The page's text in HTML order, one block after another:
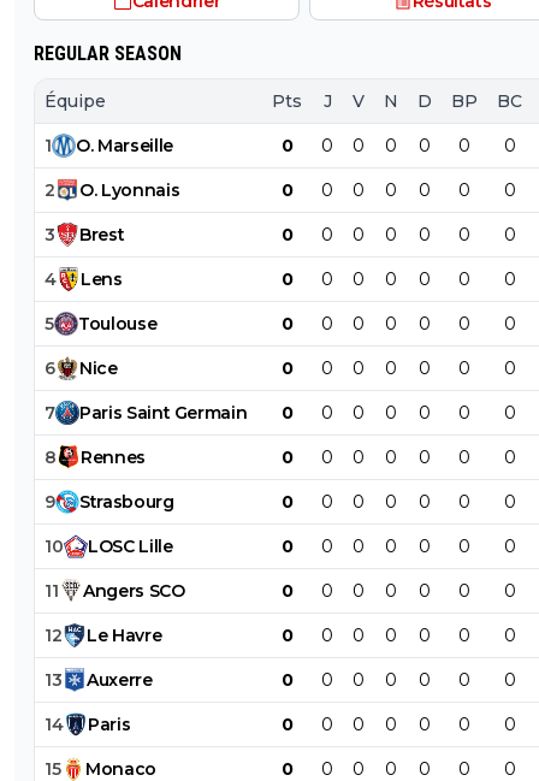
REGULAR SEASON
Équipe Pts J V N D BP BC
1 O. Marseille 0 0 0 0 0 0 0
2 O. Lyonnais 0 0 0 0 0 0 0
3 Brest 0 0 0 0 0 0 0
4 Lens 0 0 0 0 0 0 0
5 Toulouse 0 0 0 0 0 0 0
6 Nice 0 0 0 0 0 0 0
7 Paris Saint Germain 0 0 0 0 0 0 0
8 Rennes 0 0 0 0 0 0 0
9 Strasbourg 0 0 0 0 0 0 0
10 LOSC Lille 0 0 0 0 0 0 0
11 Angers SCO 0 0 0 0 0 0 0
12 Le Havre 0 0 0 0 0 0 0
13 Auxerre 0 0 0 0 0 0 0
14 Paris 0 0 0 0 0 0 0
15 Monaco 0 0 0 0 0 0 0